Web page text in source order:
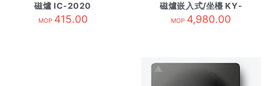
磁爐 IC-2020
MOP 415.00
磁爐嵌入式/坐檯 KY-
H1WZ70
MOP 4,980.00